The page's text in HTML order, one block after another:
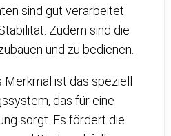
sind gut verarbeitet
Zudem sind die
und zu bedienen.
ist das speziell
das für eine
sorgt. Es fördert die